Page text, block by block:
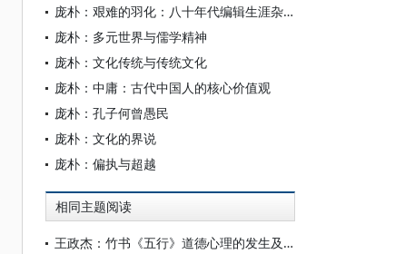
庞朴：艰难的羽化：八十年代编辑生涯杂忆
庞朴：多元世界与儒学精神
庞朴：文化传统与传统文化
庞朴：中庸：古代中国人的核心价值观
庞朴：孔子何曾愚民
庞朴：文化的界说
庞朴：偏执与超越
相同主题阅读
王政杰：竹书《五行》道德心理的发生及其内涵